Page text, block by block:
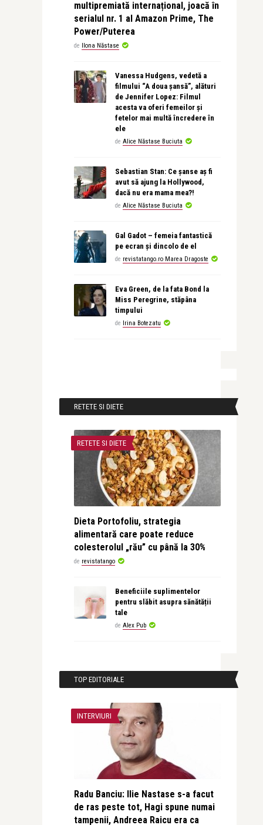
multipremiată internațional, joacă în
serialul nr. 1 al Amazon Prime, The
Power/Puterea
de Ilona Năstase
Vanessa Hudgens, vedetă a
filmului “A doua șansă”, alături
de Jennifer Lopez: Filmul
acesta va oferi femeilor și
fetelor mai multă încredere în
ele
de Alice Năstase Buciuta
Sebastian Stan: Ce șanse aș fi
avut să ajung la Hollywood,
dacă nu era mama mea?!
de Alice Năstase Buciuta
Gal Gadot – femeia fantastică
pe ecran și dincolo de el
de revistatango.ro Marea Dragoste
Eva Green, de la fata Bond la
Miss Peregrine, stăpâna
timpului
de Irina Botezatu
RETETE SI DIETE
RETETE SI DIETE
Dieta Portofoliu, strategia
alimentară care poate reduce
colesterolul „rău” cu până la 30%
de revistatango
Beneficiile suplimentelor
pentru slăbit asupra sănătății
tale
de Alex Pub
TOP EDITORIALE
INTERVIURI
Radu Banciu: Ilie Nastase s-a facut
de ras peste tot, Hagi spune numai
tampenii, Andreea Raicu era ca